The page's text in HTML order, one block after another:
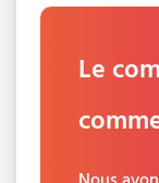
Le